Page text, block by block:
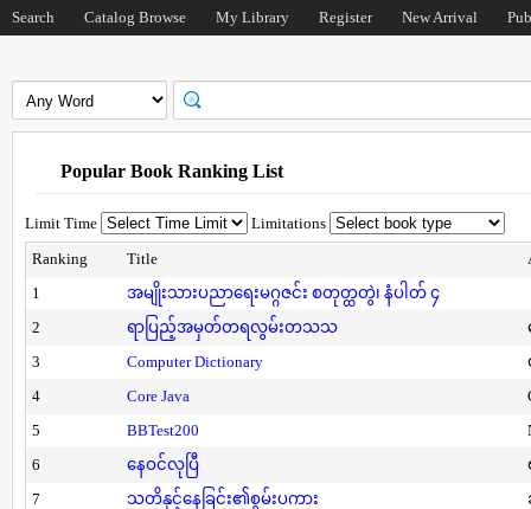
Search Catalog Browse My Library Register New Arrival
Popular Book Ranking List
Limit Time
Limitations
Ranking
Title
1
အမျိုးသားပညာရေးမဂ္ဂဇင်း စတုတ္ထတွဲ၊ နံပါတ် ၄
2
ရာပြည့်အမှတ်တရလွမ်းတသသ
3
Computer Dictionary
4
Core Java
5
BBTest200
6
နေဝင်လုပြီ
7
သတိနှင့်နေခြင်း၏စွမ်းပကား